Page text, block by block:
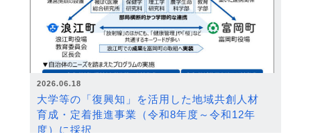
2026.06.18
大学等の「復興知」を活用した地域共創人材
育成・定着推進事業（令和8年度～令和12年
度）に採択